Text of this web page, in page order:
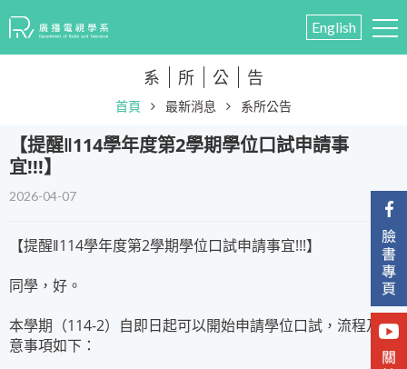
English
系 所 公 告
首頁 最新消息 系所公告
​【提醒‖114學年度第2學期學位口試申請事
宜!!!】
2026-04-07
【提醒‖114學年度第2學期學位口試申請事宜!!!】
同學，好。
本學期（114-2）自即日起可以開始申請學位口試，流程及注
意事項如下：